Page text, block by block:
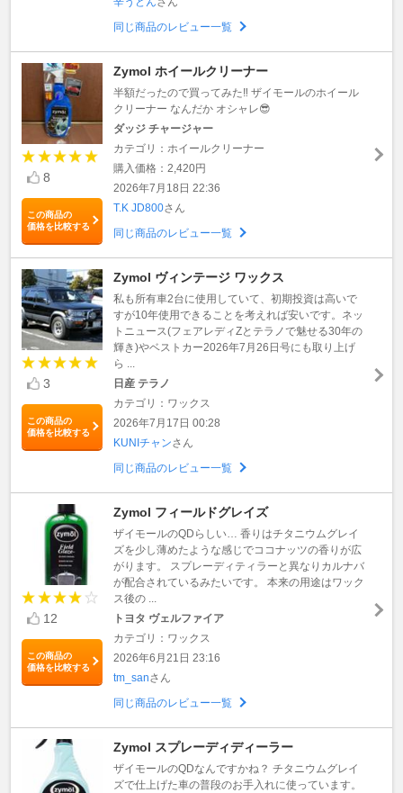
同じ商品のレビュー一覧
8
この商品の
価格を比較する
Zymol ホイールクリーナー
半額だったので買ってみた‼️ ザイモールのホイール
クリーナー なんだか オシャレ😎
ダッジ チャージャー
カテゴリ：ホイールクリーナー
購入価格：2,420円
2026年7月18日 22:36
T.K JD800さん
同じ商品のレビュー一覧
3
この商品の
価格を比較する
Zymol ヴィンテージ ワックス
私も所有車2台に使用していて、初期投資は高いで
すが10年使用できることを考えれば安いです。ネッ
トニュース(フェアレディZとテラノで魅せる30年の
輝き)やベストカー2026年7月26日号にも取り上げ
ら ...
日産 テラノ
カテゴリ：ワックス
2026年7月17日 00:28
KUNIチャンさん
同じ商品のレビュー一覧
12
この商品の
価格を比較する
Zymol フィールドグレイズ
ザイモールのQDらしい… 香りはチタニウムグレイ
ズを少し薄めたような感じでココナッツの香りが広
がります。 スプレーディティラーと異なりカルナバ
が配合されているみたいです。 本来の用途はワック
ス後の ...
トヨタ ヴェルファイア
カテゴリ：ワックス
2026年6月21日 23:16
tm_sanさん
同じ商品のレビュー一覧
Zymol スプレーディディーラー
ザイモールのQDなんですかね？ チタニウムグレイ
ズで仕上げた車の普段のお手入れに使っています。